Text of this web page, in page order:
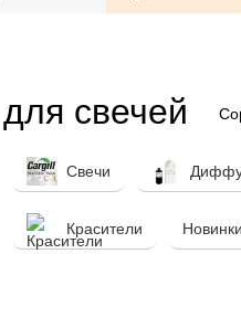
свечей
Свечи
Красители Новинки